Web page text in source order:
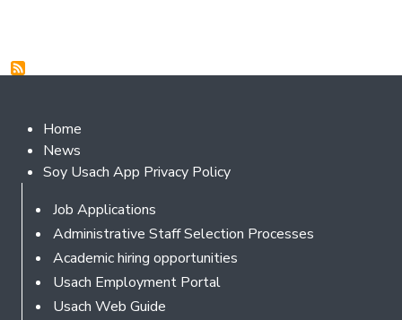
Footer 2
Home
News
Soy Usach App Privacy Policy
Footer
Job Applications
Administrative Staff Selection Processes
Academic hiring opportunities
Usach Employment Portal
Usach Web Guide